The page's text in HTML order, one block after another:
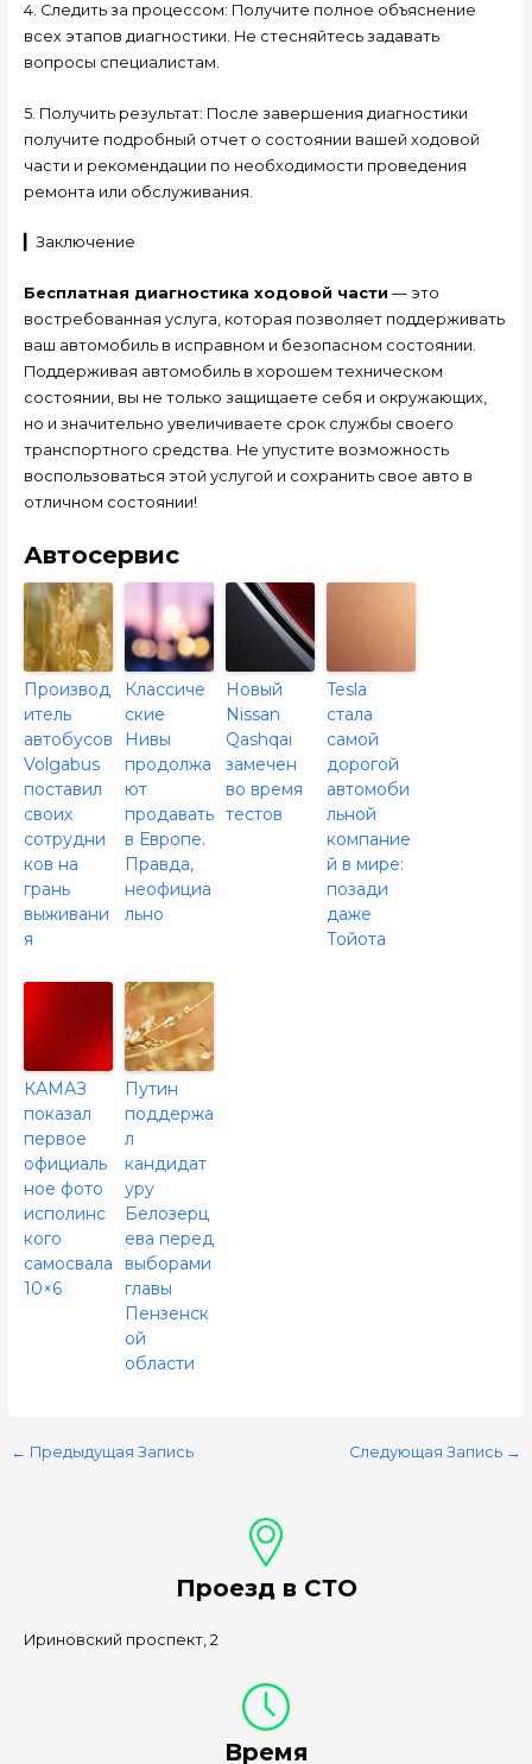
4. Следить за процессом: Получите полное объяснение
всех этапов диагностики. Не стесняйтесь задавать
вопросы специалистам.
5. Получить результат: После завершения диагностики
получите подробный отчет о состоянии вашей ходовой
части и рекомендации по необходимости проведения
ремонта или обслуживания.
▎Заключение
Бесплатная диагностика ходовой части — это
востребованная услуга, которая позволяет поддерживать
ваш автомобиль в исправном и безопасном состоянии.
Поддерживая автомобиль в хорошем техническом
состоянии, вы не только защищаете себя и окружающих,
но и значительно увеличиваете срок службы своего
транспортного средства. Не упустите возможность
воспользоваться этой услугой и сохранить свое авто в
отличном состоянии!
Автосервис
Производ
итель
автобусов
Volgabus
поставил
своих
сотрудни
ков на
грань
выживани
я
Классиче
ские
Нивы
продолжа
ют
продавать
в Европе.
Правда,
неофициа
льно
Новый
Nissan
Qashqai
замечен
во время
тестов
Tesla
стала
самой
дорогой
автомоби
льной
компание
й в мире:
позади
даже
Тойота
КАМАЗ
показал
первое
официаль
ное фото
исполинс
кого
самосвала
10×6
Путин
поддержа
л
кандидат
уру
Белозерц
ева перед
выборами
главы
Пензенск
ой
области
← Предыдущая Запись Следующая Запись →
Проезд в СТО
Ириновский проспект, 2
Время